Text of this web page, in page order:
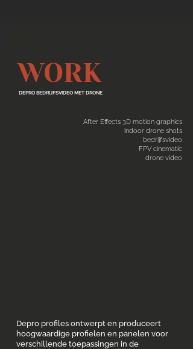
WORK
DEPRO BEDRIJFSVIDEO MET DRONE
After Effects 3D motion graphics
indoor drone shots
bedrijfsvideo
FPV cinematic
drone video
Depro profiles ontwerpt en produceert
hoogwaardige profielen en panelen voor
verschillende toepassingen in de